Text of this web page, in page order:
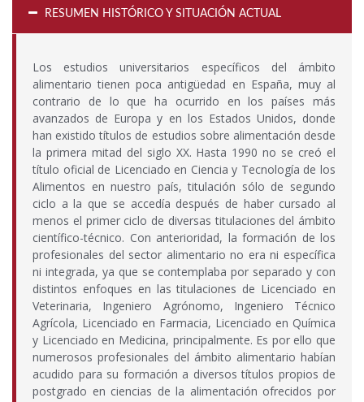
RESUMEN HISTÓRICO Y SITUACIÓN ACTUAL
Los estudios universitarios específicos del ámbito
alimentario tienen poca antigüedad en España, muy al
contrario de lo que ha ocurrido en los países más
avanzados de Europa y en los Estados Unidos, donde
han existido títulos de estudios sobre alimentación desde
la primera mitad del siglo XX. Hasta 1990 no se creó el
título oficial de Licenciado en Ciencia y Tecnología de los
Alimentos en nuestro país, titulación sólo de segundo
ciclo a la que se accedía después de haber cursado al
menos el primer ciclo de diversas titulaciones del ámbito
científico-técnico. Con anterioridad, la formación de los
profesionales del sector alimentario no era ni específica
ni integrada, ya que se contemplaba por separado y con
distintos enfoques en las titulaciones de Licenciado en
Veterinaria, Ingeniero Agrónomo, Ingeniero Técnico
Agrícola, Licenciado en Farmacia, Licenciado en Química
y Licenciado en Medicina, principalmente. Es por ello que
numerosos profesionales del ámbito alimentario habían
acudido para su formación a diversos títulos propios de
postgrado en ciencias de la alimentación ofrecidos por